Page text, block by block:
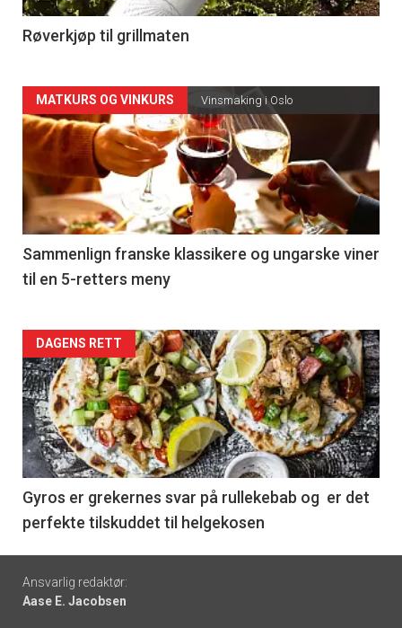
4
Røverkjøp til grillmaten
Forsiden
akkurat
nå
-
5
MATKURS OG VINKURS Vinsmaking i Oslo
Sammenlign franske klassikere og ungarske viner
til en 5-retters meny
Forsiden
akkurat
nå
-
6
DAGENS RETT
Gyros er grekernes svar på rullekebab og er det
perfekte tilskuddet til helgekosen
Footer
-
Ansvarlig redaktør:
Aase E. Jacobsen